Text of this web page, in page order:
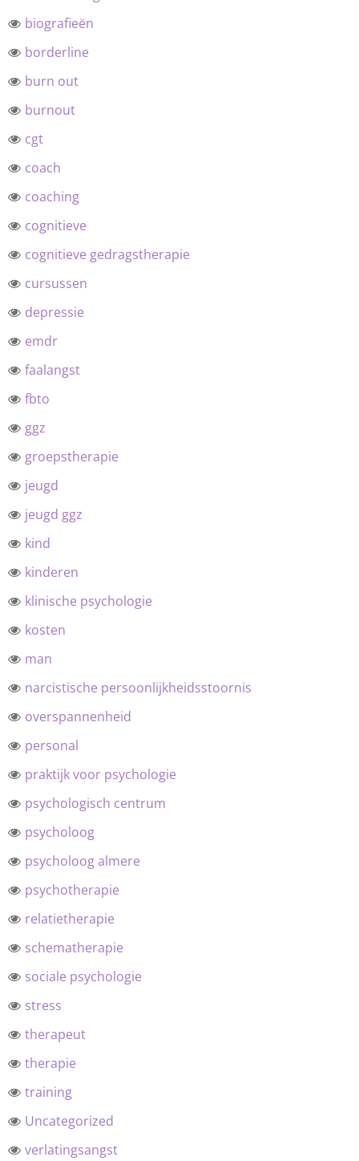
biografieën
borderline
burn out
burnout
cgt
coach
coaching
cognitieve
cognitieve gedragstherapie
cursussen
depressie
emdr
faalangst
fbto
ggz
groepstherapie
jeugd
jeugd ggz
kind
kinderen
klinische psychologie
kosten
man
narcistische persoonlijkheidsstoornis
overspannenheid
personal
praktijk voor psychologie
psychologisch centrum
psycholoog
psycholoog almere
psychotherapie
relatietherapie
schematherapie
sociale psychologie
stress
therapeut
therapie
training
Uncategorized
verlatingsangst